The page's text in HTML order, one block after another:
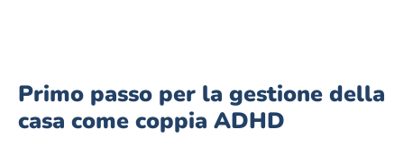
Primo passo per la gestione della
casa come coppia ADHD